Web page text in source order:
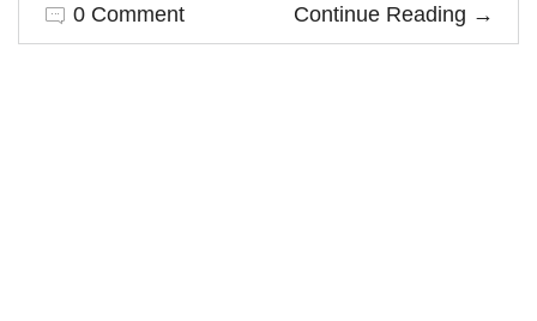
0 Comment Continue Reading →